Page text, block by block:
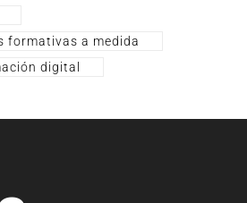
formativas a medida
digital